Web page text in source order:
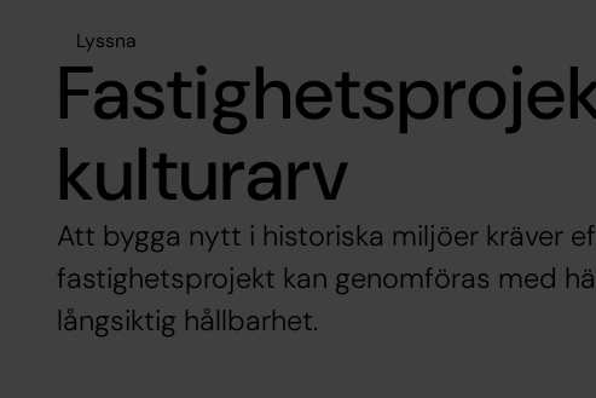
Lyssna
kulturarv
Att bygga nytt i historiska miljöer kräver
fastighetsprojekt kan genomföras med
långsiktig hållbarhet.